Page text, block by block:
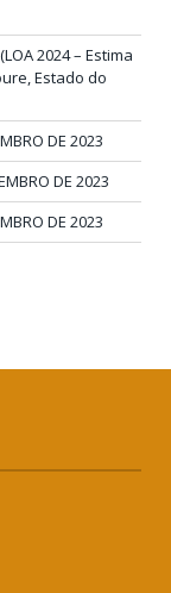
2024 – Estima
Estado do
DE 2023
DE 2023
DE 2023